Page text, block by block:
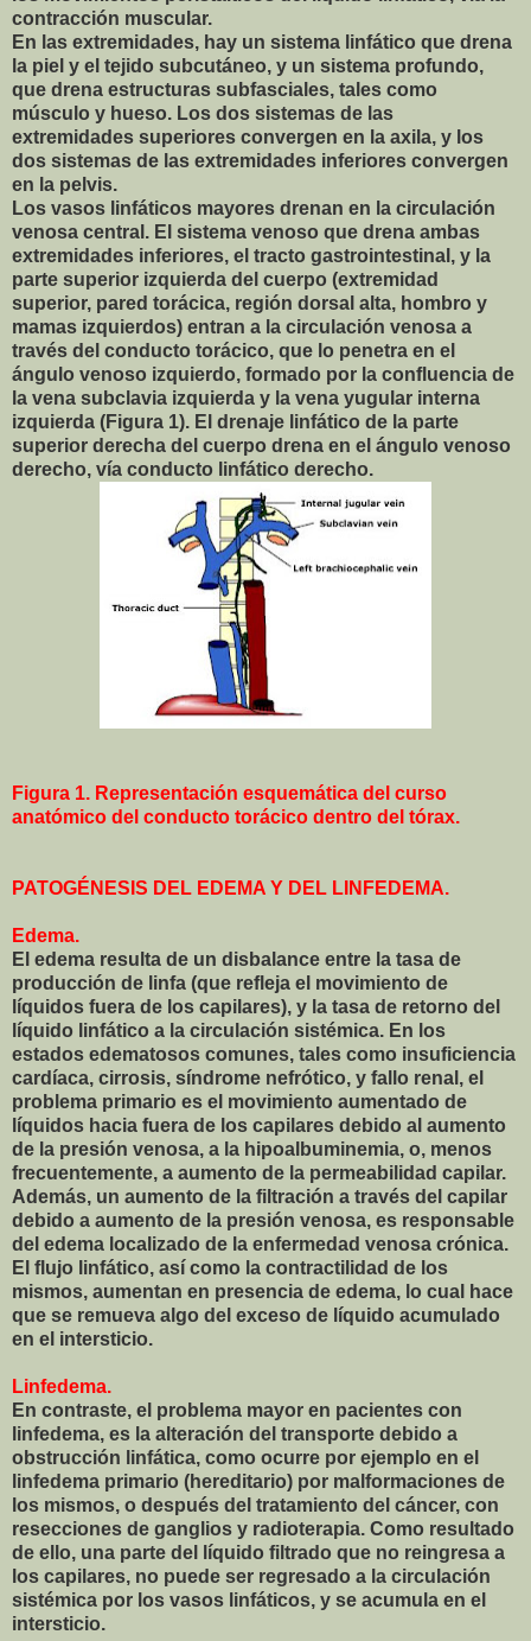
contracción muscular.
En las extremidades, hay un sistema linfático que drena
la piel y el tejido subcutáneo, y un sistema profundo,
que drena estructuras subfasciales, tales como
músculo y hueso. Los dos sistemas de las
extremidades superiores convergen en la axila, y los
dos sistemas de las extremidades inferiores convergen
en la pelvis.
Los vasos linfáticos mayores drenan en la circulación
venosa central. El sistema venoso que drena ambas
extremidades inferiores, el tracto gastrointestinal, y la
parte superior izquierda del cuerpo (extremidad
superior, pared torácica, región dorsal alta, hombro y
mamas izquierdos) entran a la circulación venosa a
través del conducto torácico, que lo penetra en el
ángulo venoso izquierdo, formado por la confluencia de
la vena subclavia izquierda y la vena yugular interna
izquierda (Figura 1). El drenaje linfático de la parte
superior derecha del cuerpo drena en el ángulo venoso
derecho, vía conducto linfático derecho.
Figura 1. Representación esquemática del curso
anatómico del conducto torácico dentro del tórax.
PATOGÉNESIS DEL EDEMA Y DEL LINFEDEMA.
Edema.
El edema resulta de un disbalance entre la tasa de
producción de linfa (que refleja el movimiento de
líquidos fuera de los capilares), y la tasa de retorno del
líquido linfático a la circulación sistémica. En los
estados edematosos comunes, tales como insuficiencia
cardíaca, cirrosis, síndrome nefrótico, y fallo renal, el
problema primario es el movimiento aumentado de
líquidos hacia fuera de los capilares debido al aumento
de la presión venosa, a la hipoalbuminemia, o, menos
frecuentemente, a aumento de la permeabilidad capilar.
Además, un aumento de la filtración a través del capilar
debido a aumento de la presión venosa, es responsable
del edema localizado de la enfermedad venosa crónica.
El flujo linfático, así como la contractilidad de los
mismos, aumentan en presencia de edema, lo cual hace
que se remueva algo del exceso de líquido acumulado
en el intersticio.
Linfedema.
En contraste, el problema mayor en pacientes con
linfedema, es la alteración del transporte debido a
obstrucción linfática, como ocurre por ejemplo en el
linfedema primario (hereditario) por malformaciones de
los mismos, o después del tratamiento del cáncer, con
resecciones de ganglios y radioterapia. Como resultado
de ello, una parte del líquido filtrado que no reingresa a
los capilares, no puede ser regresado a la circulación
sistémica por los vasos linfáticos, y se acumula en el
intersticio.